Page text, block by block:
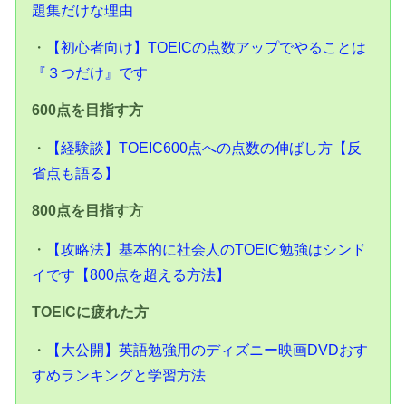
題集だけな理由
・
【初心者向け】TOEICの点数アップでやることは
『３つだけ』です
600点を目指す方
・
【経験談】TOEIC600点への点数の伸ばし方【反
省点も語る】
800点を目指す方
・
【攻略法】基本的に社会人のTOEIC勉強はシンド
イです【800点を超える方法】
TOEICに疲れた方
・
【大公開】英語勉強用のディズニー映画DVDおす
すめランキングと学習方法